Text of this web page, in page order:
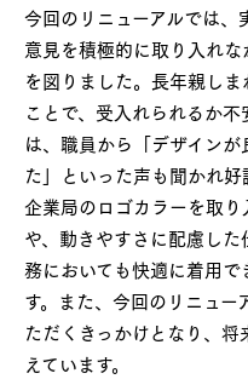
今回のリニューアルでは
意見を積極的に取り入れ
を図りました。長年親し
ことで、受入れられるか
は、職員から「デザイン
た」といった声も聞かれ好
企業局のロゴカラーを取
や、動きやすさに配慮し
務においても快適に着用
す。また、今回のリニュ
ただくきっかけとなり、
えています。